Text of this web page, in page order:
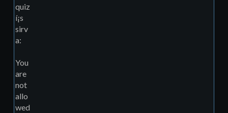
quiz
í¡s
sirv
a:
You
are
not
allo
wed